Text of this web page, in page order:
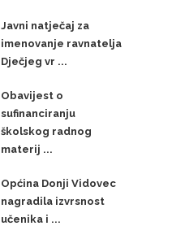
Javni natječaj za
imenovanje ravnatelja
Dječjeg vr ...
Obavijest o
sufinanciranju
školskog radnog
materij ...
Općina Donji Vidovec
nagradila izvrsnost
učenika i ...